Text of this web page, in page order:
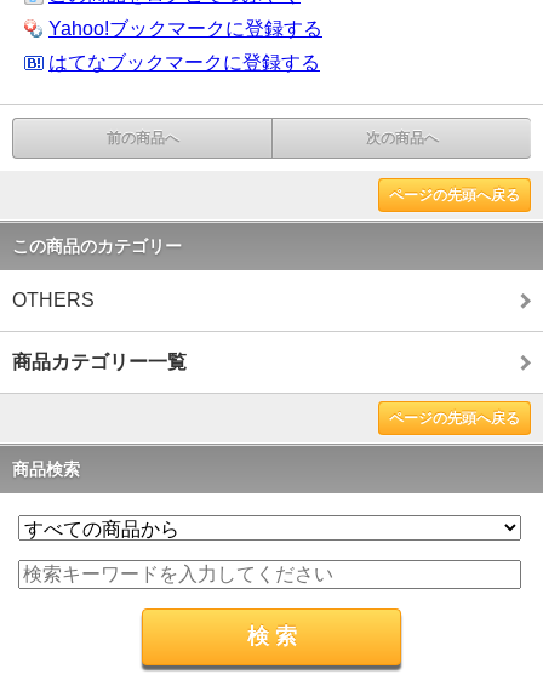
Yahoo!ブックマークに登録する
はてなブックマークに登録する
前の商品へ 次の商品へ
ページの先頭へ戻る
この商品のカテゴリー
OTHERS
商品カテゴリー一覧
ページの先頭へ戻る
商品検索